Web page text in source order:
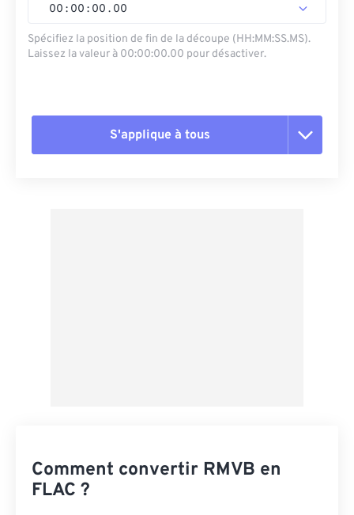
00 : 00 : 00 . 00
Spécifiez la position de fin de la découpe (HH:MM:SS.MS).
Laissez la valeur à 00:00:00.00 pour désactiver.
S'applique à tous
Comment convertir RMVB en
FLAC ?